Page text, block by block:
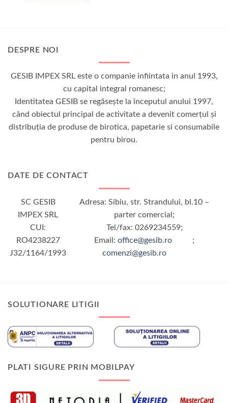
DESPRE NOI
GESIB IMPEX SRL este o companie infiintata in anul 1993,
cu capital integral romanesc;
Identitatea GESIB se regăseşte la începutul anului 1997,
când obiectul principal de activitate a devenit comerţul şi
distribuţia de produse de birotica, papetarie si consumabile
pentru birou.
DATE DE CONTACT
SC GESIB
IMPEX SRL
CUI:
RO4238227
J32/1164/1993
Adresa: Sibiu, str. Strandului, bl.10 –
parter comercial;
Tel/fax: 0269234559;
Email:office@gesib.ro
;
comenzi@gesib.ro
SOLUTIONARE LITIGII
PLATI SIGURE PRIN MOBILPAY